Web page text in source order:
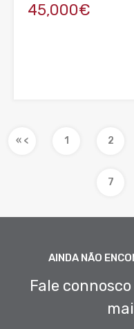
45,000€
« < 1 2
7
AINDA NÃO
Fale